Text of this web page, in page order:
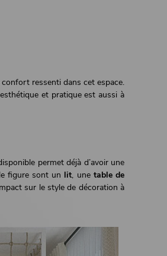
ressenti dans cet espace.
et pratique est aussi à
permet déjà d’avoir une
figure sont un lit, une table de
sur le style de décoration à